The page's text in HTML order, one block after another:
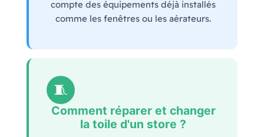
compte des équipements déjà installés
comme les fenêtres ou les aérateurs.
🧵
Comment réparer et changer
la toile d'un store ?